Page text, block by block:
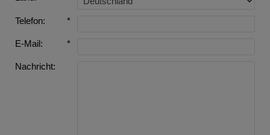
Telefon: *
E-Mail: *
Nachricht: